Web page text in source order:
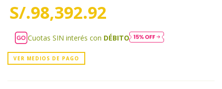
S/.98,392.92
Cuotas SIN interés con DÉBITO
VER MEDIOS DE PAGO